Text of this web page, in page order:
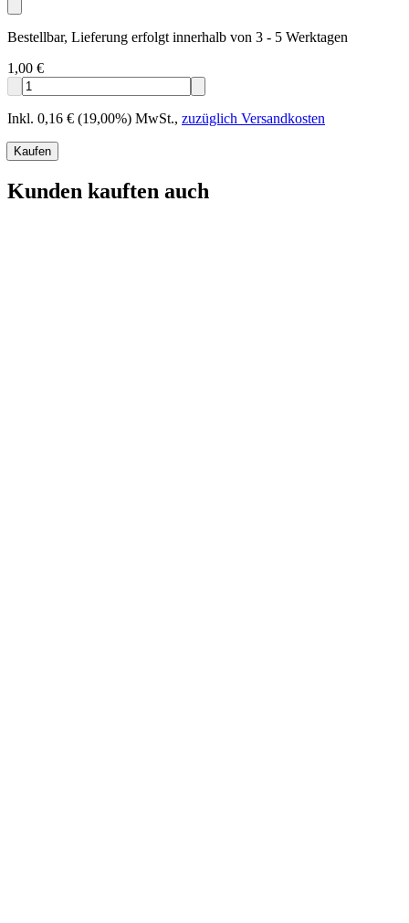
Bestellbar, Lieferung erfolgt innerhalb von 3 - 5 Werktagen
1,00 €
Inkl. 0,16 € (19,00%) MwSt., zuzüglich Versandkosten
Kaufen
Kunden kauften auch